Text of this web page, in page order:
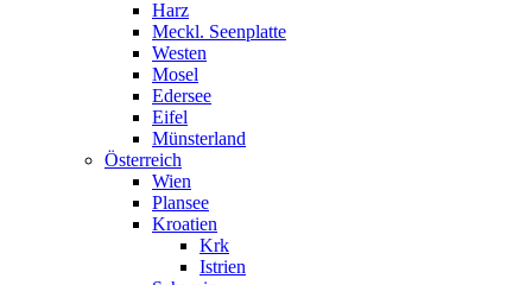
Harz
Meckl. Seenplatte
Westen
Mosel
Edersee
Eifel
Münsterland
Österreich
Wien
Plansee
Kroatien
Krk
Istrien